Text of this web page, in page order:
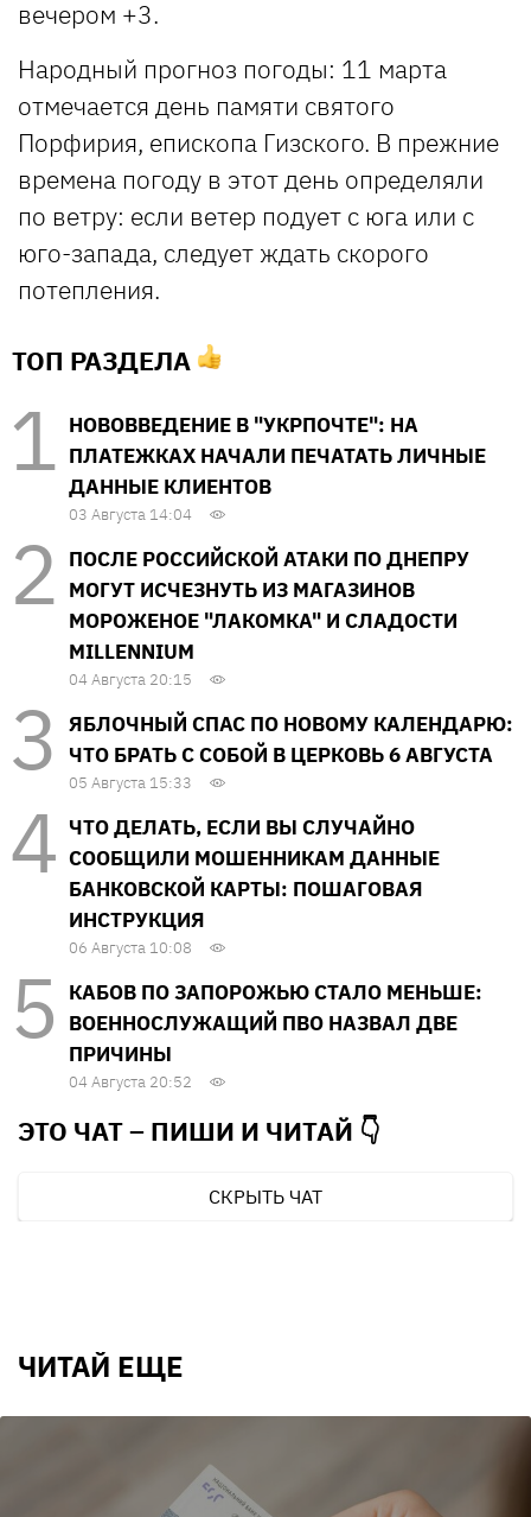
вечером +3.
Народный прогноз погоды: 11 марта
отмечается день памяти святого
Порфирия, епископа Гизского. В прежние
времена погоду в этот день определяли
по ветру: если ветер подует с юга или с
юго-запада, следует ждать скорого
потепления.
ТОП РАЗДЕЛА
НОВОВВЕДЕНИЕ В "УКРПОЧТЕ": НА
ПЛАТЕЖКАХ НАЧАЛИ ПЕЧАТАТЬ ЛИЧНЫЕ
ДАННЫЕ КЛИЕНТОВ
03 Августа 14:04
ПОСЛЕ РОССИЙСКОЙ АТАКИ ПО ДНЕПРУ
МОГУТ ИСЧЕЗНУТЬ ИЗ МАГАЗИНОВ
МОРОЖЕНОЕ "ЛАКОМКА" И СЛАДОСТИ
MILLENNIUM
04 Августа 20:15
ЯБЛОЧНЫЙ СПАС ПО НОВОМУ КАЛЕНДАРЮ:
ЧТО БРАТЬ С СОБОЙ В ЦЕРКОВЬ 6 АВГУСТА
05 Августа 15:33
ЧТО ДЕЛАТЬ, ЕСЛИ ВЫ СЛУЧАЙНО
СООБЩИЛИ МОШЕННИКАМ ДАННЫЕ
БАНКОВСКОЙ КАРТЫ: ПОШАГОВАЯ
ИНСТРУКЦИЯ
06 Августа 10:08
КАБОВ ПО ЗАПОРОЖЬЮ СТАЛО МЕНЬШЕ:
ВОЕННОСЛУЖАЩИЙ ПВО НАЗВАЛ ДВЕ
ПРИЧИНЫ
04 Августа 20:52
ЭТО ЧАТ – ПИШИ И ЧИТАЙ 👇
СКРЫТЬ ЧАТ
ЧИТАЙ ЕЩЕ